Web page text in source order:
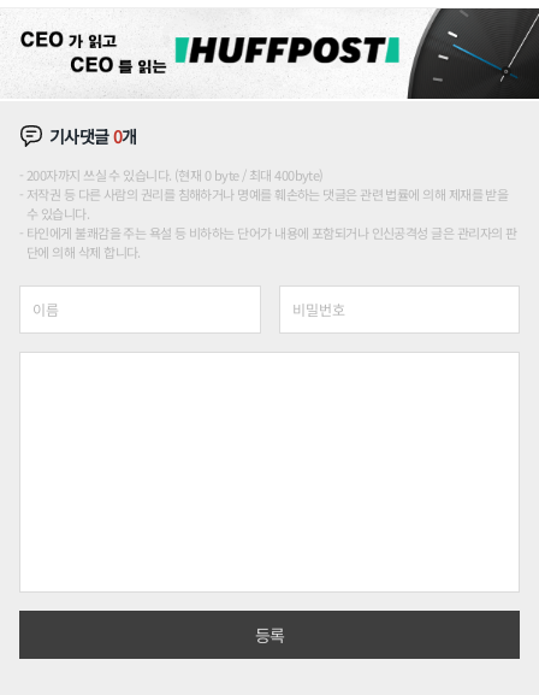
기사댓글0개
200자까지 쓰실 수 있습니다. (현재 0 byte / 최대 400byte)
저작권 등 다른 사람의 권리를 침해하거나 명예를 훼손하는 댓글은 관련 법률에 의해 제재를 받을
수 있습니다.
타인에게 불쾌감을 주는 욕설 등 비하하는 단어가 내용에 포함되거나 인신공격성 글은 관리자의 판
단에 의해 삭제 합니다.